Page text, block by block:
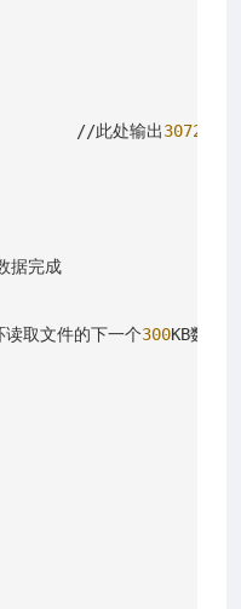
//此处输出3072
据完成
取文件的下一个300KB数据